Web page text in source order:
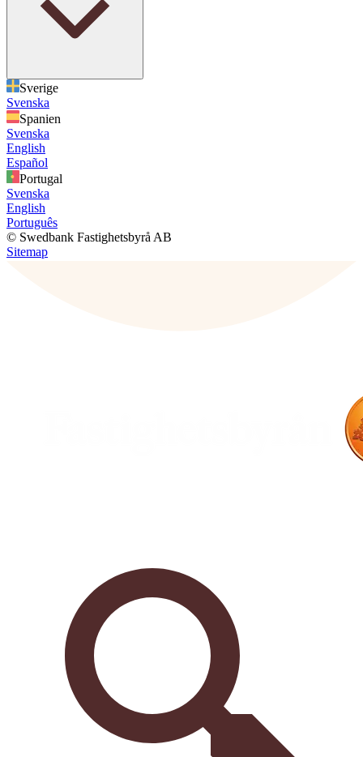
Sverige
Svenska
Spanien
Svenska
English
Español
Portugal
Svenska
English
Português
© Swedbank Fastighetsbyrå AB
Sitemap